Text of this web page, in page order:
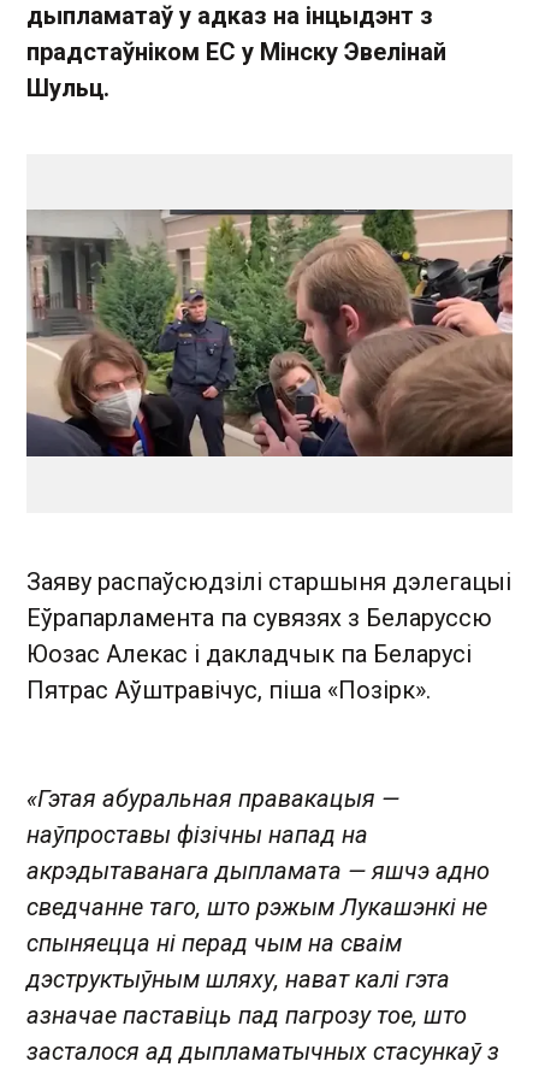
дыпламатаў у адказ на інцыдэнт з
прадстаўніком ЕС у Мінску Эвелінай
Шульц.
Заяву распаўсюдзілі старшыня дэлегацыі
Еўрапарламента па сувязях з Беларуссю
Юозас Алекас і дакладчык па Беларусі
Пятрас Аўштравічус, піша «Позірк».
«Гэтая абуральная правакацыя —
наўпроставы фізічны напад на
акрэдытаванага дыпламата — яшчэ адно
сведчанне таго, што рэжым Лукашэнкі не
спыняецца ні перад чым на сваім
дэструктыўным шляху, нават калі гэта
азначае паставіць пад пагрозу тое, што
засталося ад дыпламатычных стасункаў з